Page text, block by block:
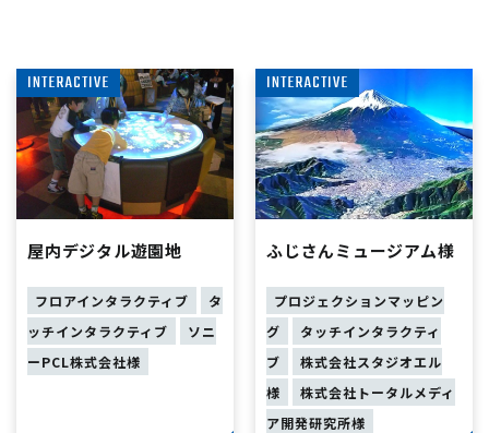
INTERACTIVE
屋内デジタル遊園地
フロアインタラクティブ
タ
ッチインタラクティブ
ソニ
ーPCL株式会社様
INTERACTIVE
ふじさんミュージアム様
プロジェクションマッピン
グ
タッチインタラクティ
ブ
株式会社スタジオエル
様
株式会社トータルメディ
ア開発研究所様